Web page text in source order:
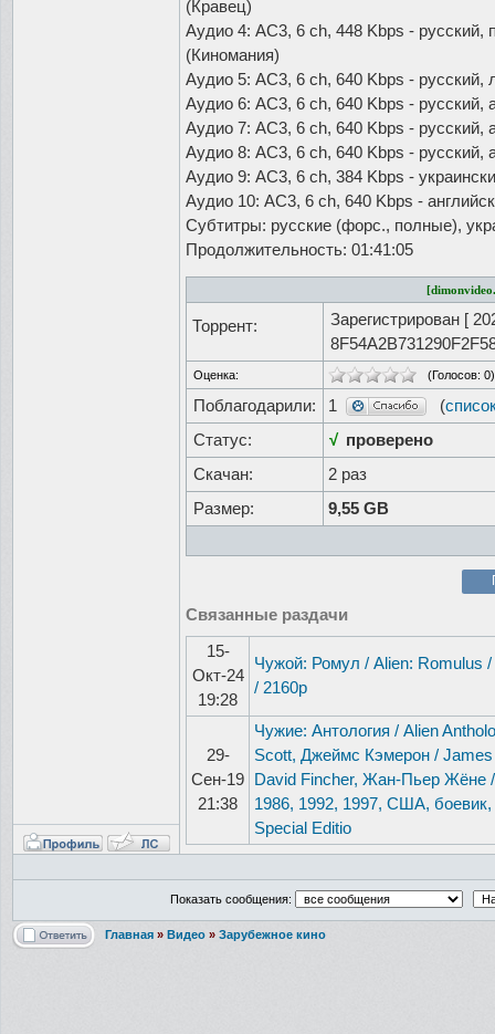
(Кравец)
Аудио 4: AC3, 6 ch, 448 Kbps -
(Киномания)
Аудио 5: AC3, 6 ch, 640 Kbps -
Аудио 6: AC3, 6 ch, 640 Kbps - русский,
Аудио 7: AC3, 6 ch, 640 Kbps -
Аудио 8: AC3, 6 ch, 640 Kbps -
Аудио 9: AC3, 6 ch, 384 Kbps -
Аудио 10: AC3, 6 ch, 640 Kbps -
Субтитры: русские (форс., полные),
Продолжительность: 01:41:05
Торрент: Зарегистрирован [
Оценка: (Голосов: 0)
Поблагодарили: 1 (
Статус:
√ проверено
Скачан:
2 раз
Размер:
9,55 GB
Связанные раздачи
15-
Окт-24
19:28
Чужой: Ромул / Alien: Romulus
/ 2160p
29-
Сен-19
21:38
Чужие: Антология / Alien
Scott, Джеймс Кэмерон /
David Fincher, Жан-Пьер Жёне
1986, 1992, 1997, США,
Special Editio
Показать сообщения:
Главная » Видео » Зарубежное кино